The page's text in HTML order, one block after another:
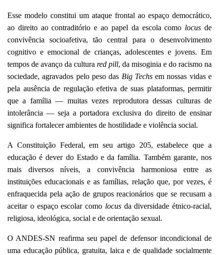
Esse modelo constitui um ataque frontal ao espaço democrático,
ao direito ao contraditório e ao papel da escola como locus de
convivência socioafetiva, tão central para o desenvolvimento
cognitivo e emocional de crianças, adolescentes e jovens. Em
tempos de avanço da cultura red pill, da misoginia e do racismo na
sociedade, agravados pelo peso das Big Techsem nossas vidas e
pela ausência de regulação efetiva de suas plataformas, permitir
que a família — muitas vezes reprodutora dessas culturas de
intolerância — seja a portadora exclusiva do direito de ensinar
significa fortalecer ambientes de hostilidade e violência social.
A Constituição Federal, em seu artigo 205, estabelece que a
educação é dever do Estado e da família. Também garante, nos
mais diversos níveis, a convivência harmoniosa entre as
instituições educacionais e as famílias, relação que, por vezes, é
enfraquecida pela ação de grupos reacionários que se recusam a
aceitar o espaço escolar como locusda diversidade étnico-racial,
religiosa, ideológica, social e de orientação sexual.
O ANDES-SN reafirma seu papel de defensor incondicional de
uma educação pública, gratuita, laica e de qualidade socialmente